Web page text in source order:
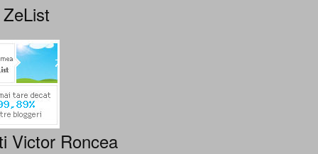
Victor Roncea